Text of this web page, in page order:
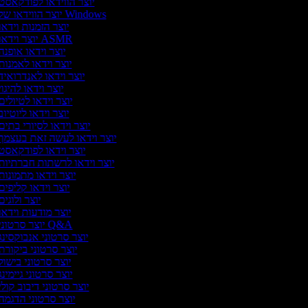
יוצר הווידאו של Windows
יוצר הזמנות
יוצר וידאו ASMR
יוצר וידאו
יוצר וידאו
יוצר וידאו
יוצר וידאו
יוצר וידאו
יוצר וידאו
יוצר וידאו לסיורי
יוצר וידאו לעשה זאת
יוצר וידאו
יוצר וידאו לרשתות
יוצר וידאו
יוצר וידאו
יוצר
יוצר מודעות
יוצר סרטוני Q&A
יוצר סרטוני
יוצר סרטוני
יוצר סרטוני
יוצר סרטוני
יוצר סרטוני דיבוב
יוצר סרטוני